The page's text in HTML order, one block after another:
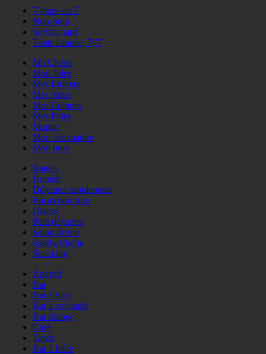
7 jours sur 7
Non-Stop
Service tard
Toute l'année, 7j/7
Ma Chérie
Mon Jules
Mes Enfants
Mes Amis
Mes Copines
Mes Potes
Mamie
Mon association
Mon boss
Bagels
Brunch
Déjeuner rapidement
Encas non stop
Glaces
Petit déjeuner
Salon de thé
Sandwicherie
Snacking
Apéritif
Bar
Bar à vins
Bar à cocktails
Bar lounge
Café
Tapas
Bar à bière